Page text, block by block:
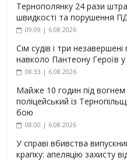
Тернополянку 24 рази
швидкості та порушення
09:09 | 6.08.2026
Сім судів і три
навколо Пантеону Героїв у
08:33 | 6.08.2026
Майже 10 годин під вогнем
поліцейський із
бою
08:00 | 6.08.2026
У справі вбивства
крапку: апеляцію захисту